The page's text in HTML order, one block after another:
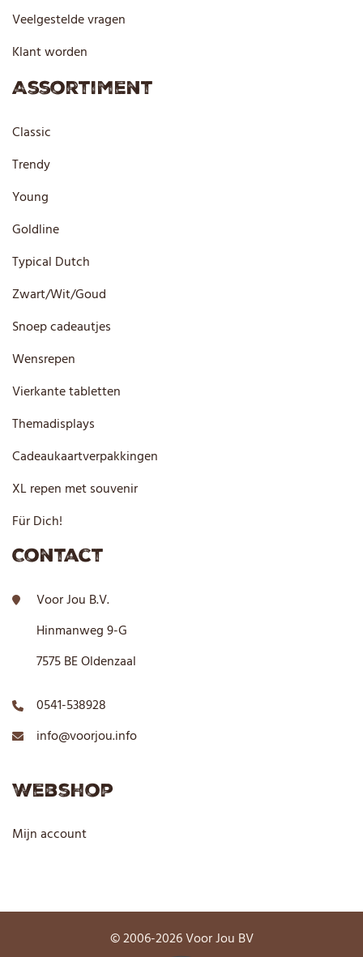
Veelgestelde vragen
Klant worden
Assortiment
Classic
Trendy
Young
Goldline
Typical Dutch
Zwart/Wit/Goud
Snoep cadeautjes
Wensrepen
Vierkante tabletten
Themadisplays
Cadeaukaartverpakkingen
XL repen met souvenir
Für Dich!
Contact
Voor Jou B.V.
Hinmanweg 9-G
7575 BE Oldenzaal
0541-538928
info@voorjou.info
Webshop
Mijn account
© 2006-2026 Voor Jou BV